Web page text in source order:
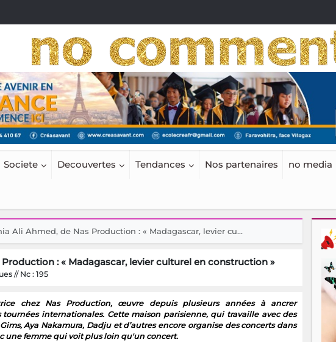
Societe Decouvertes Tendances Nos partenaires no media
Ali Ahmed, de Nas Production : « Madagascar, levier cu...
: « Madagascar, levier culturel en construction »
// Nc : 195
chez Nas Production, œuvre depuis plusieurs années à ancrer
tournées internationales. Cette maison parisienne, qui travaille avec des
Aya Nakamura, Dadju et d’autres encore organise des concerts dans
une femme qui voit plus loin qu'un concert.